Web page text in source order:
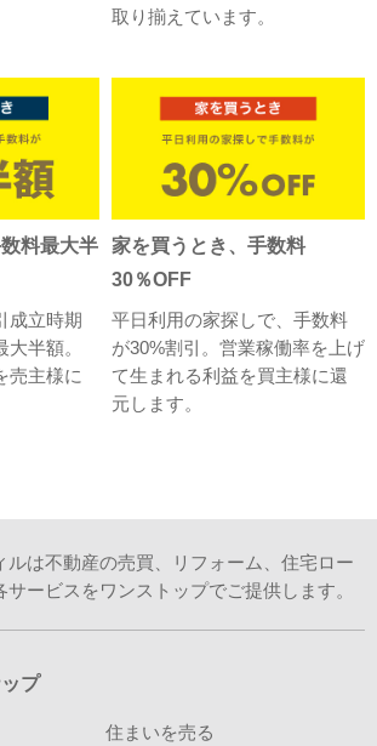
取り揃えています。
料最大半
成立時期
半額。
売主様に
家を買うとき、手数料
30％OFF
平日利用の家探しで、手数料
が30%割引。営業稼働率を上げ
て生まれる利益を買主様に還
元します。
ルは不動産の売買、リフォーム、住宅ロー
サービスをワンストップでご提供します。
プ
住まいを売る